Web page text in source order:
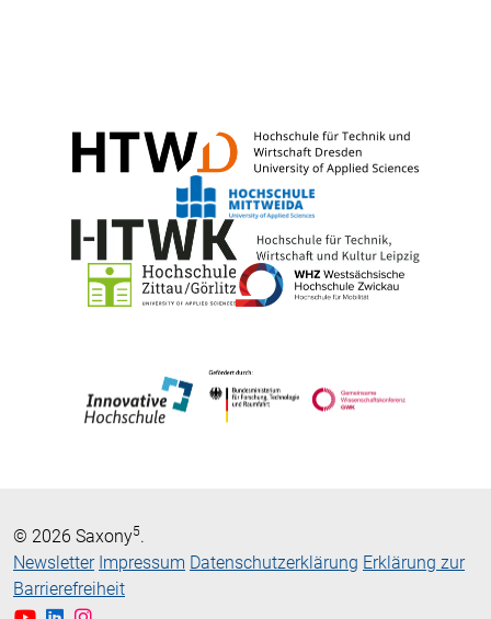
© 2026 Saxony5.
Newsletter Impressum Datenschutzerklärung Erklärung zur
Barrierefreiheit